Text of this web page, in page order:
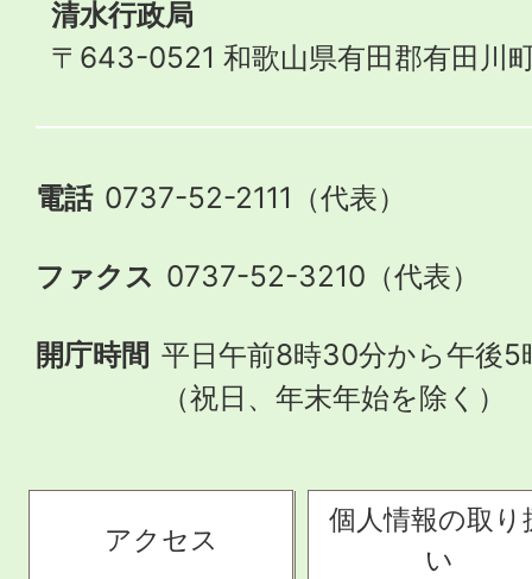
清水行政局
〒643-0521 和歌山県有田郡有田川
電話 0737-52-2111（代表）
ファクス 0737-52-3210（代表）
開庁時間 平日午前8時30分から午後5
（祝日、年末年始を除く）
アクセス
個人情報の取り
い